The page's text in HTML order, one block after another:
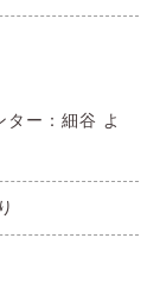
ター：細谷 よ